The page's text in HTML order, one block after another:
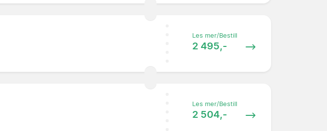
Les mer/Bestill
2 495,-
Les mer/Bestill
2 504,-